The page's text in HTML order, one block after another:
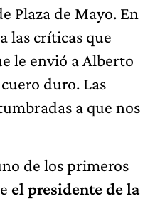
Plaza de Mayo. En
las críticas que
le envió a Alberto
duro. Las
a que nos
de los primeros
el presidente de la